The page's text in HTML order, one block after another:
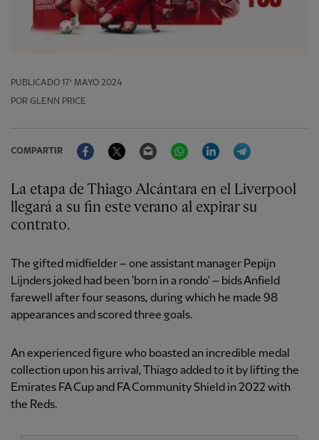
PUBLICADO 17º MAYO 2024
POR GLENN PRICE
COMPARTIR
FacebookTwitter Email WhatsAppLinkedIn
La etapa de Thiago Alcántara en el Liverpool
llegará a su fin este verano al expirar su
contrato.
The gifted midfielder – one assistant manager Pepijn
Lijnders joked had been 'born in a rondo' – bids Anfield
farewell after four seasons, during which he made 98
appearances and scored three goals.
An experienced figure who boasted an incredible medal
collection upon his arrival, Thiago added to it by lifting the
Emirates FA Cup and FA Community Shield in 2022 with
the Reds.